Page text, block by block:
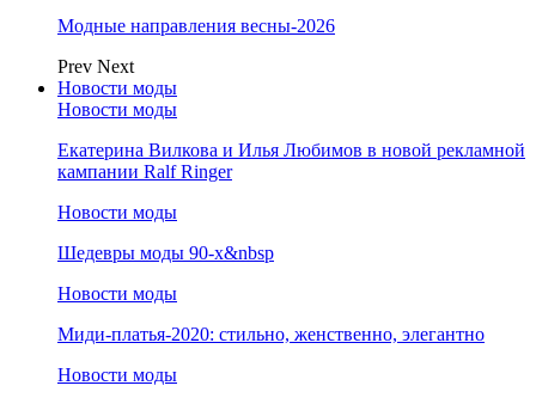
Модные направления весны-2026
Prev Next
Новости моды
Новости моды
Екатерина Вилкова и Илья Любимов в новой рекламной
кампании Ralf Ringer
Новости моды
Шедевры моды 90-х&nbsp
Новости моды
Миди-платья-2020: стильно, женственно, элегантно
Новости моды